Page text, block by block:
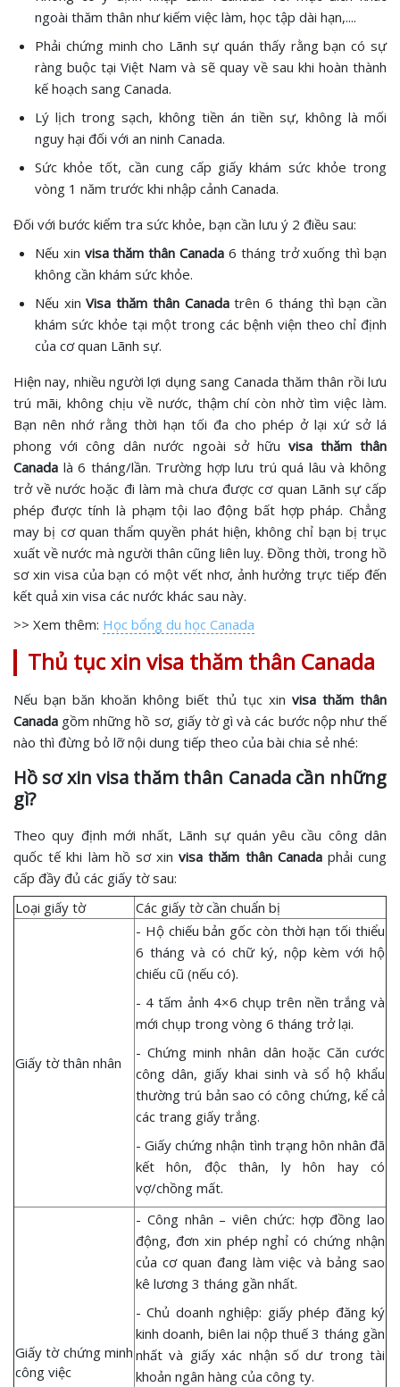
ngoài thăm thân như kiếm việc làm, học tập dài hạn,....
Phải chứng minh cho Lãnh sự quán thấy rằng bạn có sự
ràng buộc tại Việt Nam và sẽ quay về sau khi hoàn thành
kế hoạch sang Canada.
Lý lịch trong sạch, không tiền án tiền sự, không là mối
nguy hại đối với an ninh Canada.
Sức khỏe tốt, cần cung cấp giấy khám sức khỏe trong
vòng 1 năm trước khi nhập cảnh Canada.
Đối với bước kiểm tra sức khỏe, bạn cần lưu ý 2 điều sau:
Nếu xin visa thăm thân Canada 6 tháng trở xuống thì bạn
không cần khám sức khỏe.
Nếu xin Visa thăm thân Canadatrên 6 tháng thì bạn cần
khám sức khỏe tại một trong các bệnh viện theo chỉ định
của cơ quan Lãnh sự.
Hiện nay, nhiều người lợi dụng sang Canada thăm thân rồi lưu
trú mãi, không chịu về nước, thậm chí còn nhờ tìm việc làm.
Bạn nên nhớ rằng thời hạn tối đa cho phép ở lại xứ sở lá
phong với công dân nước ngoài sở hữu visa thăm thân
Canada là 6 tháng/lần. Trường hợp lưu trú quá lâu và không
trở về nước hoặc đi làm mà chưa được cơ quan Lãnh sự cấp
phép được tính là phạm tội lao động bất hợp pháp. Chẳng
may bị cơ quan thẩm quyền phát hiện, không chỉ bạn bị trục
xuất về nước mà người thân cũng liên luỵ. Đồng thời, trong hồ
sơ xin visa của bạn có một vết nhơ, ảnh hưởng trực tiếp đến
kết quả xin visa các nước khác sau này.
>> Xem thêm: Học bổng du học Canada
Thủ tục xin visa thăm thân Canada
Nếu bạn băn khoăn không biết thủ tục xin visa thăm thân
Canada gồm những hồ sơ, giấy tờ gì và các bước nộp như thế
nào thì đừng bỏ lỡ nội dung tiếp theo của bài chia sẻ nhé:
Hồ sơ xin visa thăm thân Canada cần những
gì?
Theo quy định mới nhất, Lãnh sự quán yêu cầu công dân
quốc tế khi làm hồ sơ xinvisa thăm thân Canadaphải cung
cấp đầy đủ các giấy tờ sau:
Loại giấy tờ
Các giấy tờ cần chuẩn bị
Giấy tờ thân nhân
- Hộ chiếu bản gốc còn thời hạn tối thiểu
6 tháng và có chữ ký, nộp kèm với hộ
chiếu cũ (nếu có).
- 4 tấm ảnh 4×6 chụp trên nền trắng và
mới chụp trong vòng 6 tháng trở lại.
- Chứng minh nhân dân hoặc Căn cước
công dân, giấy khai sinh và sổ hộ khẩu
thường trú bản sao có công chứng, kể cả
các trang giấy trắng.
- Giấy chứng nhận tình trạng hôn nhân đã
kết hôn, độc thân, ly hôn hay có
vợ/chồng mất.
Giấy tờ chứng minh
công việc
- Công nhân – viên chức: hợp đồng lao
động, đơn xin phép nghỉ có chứng nhận
của cơ quan đang làm việc và bảng sao
kê lương 3 tháng gần nhất.
- Chủ doanh nghiệp: giấy phép đăng ký
kinh doanh, biên lai nộp thuế 3 tháng gần
nhất và giấy xác nhận số dư trong tài
khoản ngân hàng của công ty.